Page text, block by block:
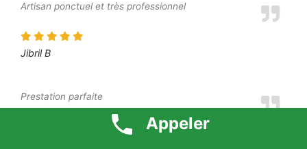
Artisan ponctuel et très professionnel
Jibril B
Prestation parfaite
Appeler